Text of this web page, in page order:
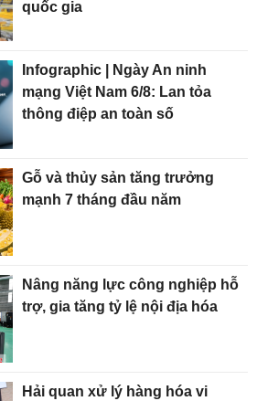
quốc gia
Infographic | Ngày An ninh
mạng Việt Nam 6/8: Lan tỏa
thông điệp an toàn số
Gỗ và thủy sản tăng trưởng
mạnh 7 tháng đầu năm
Nâng năng lực công nghiệp hỗ
trợ, gia tăng tỷ lệ nội địa hóa
Hải quan xử lý hàng hóa vi